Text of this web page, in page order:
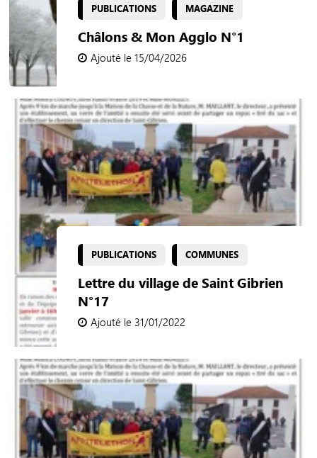
PUBLICATIONS MAGAZINE
Châlons & Mon Agglo N°1
Ajouté le 15/04/2026
PUBLICATIONS COMMUNES
Lettre du village de Saint Gibrien
N°17
Ajouté le 31/01/2022